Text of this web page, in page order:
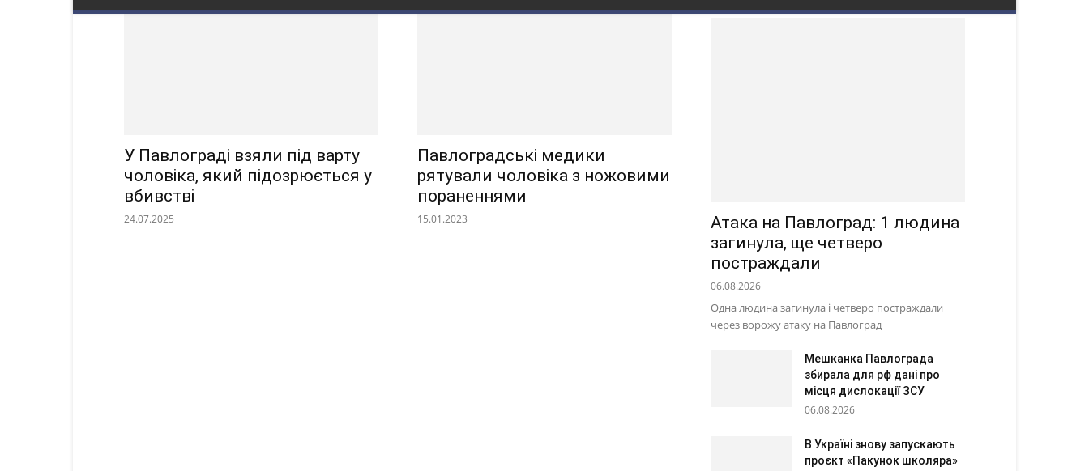
У Павлограді взяли під варту
чоловіка, який підозрюється у
вбивстві
24.07.2025
Павлоградські медики
рятували чоловіка з ножовими
пораненнями
15.01.2023
Атака на Павлоград: 1 людина
загинула, ще четверо
постраждали
06.08.2026
Одна людина загинула і четверо постраждали
через ворожу атаку на Павлоград
Мешканка Павлограда
збирала для рф дані про
місця дислокації ЗСУ
06.08.2026
В Україні знову запускають
проєкт «Пакунок школяра»